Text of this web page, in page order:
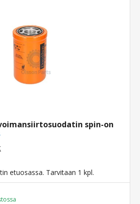
spin-on
etuosassa. Tarvitaan 1 kpl.